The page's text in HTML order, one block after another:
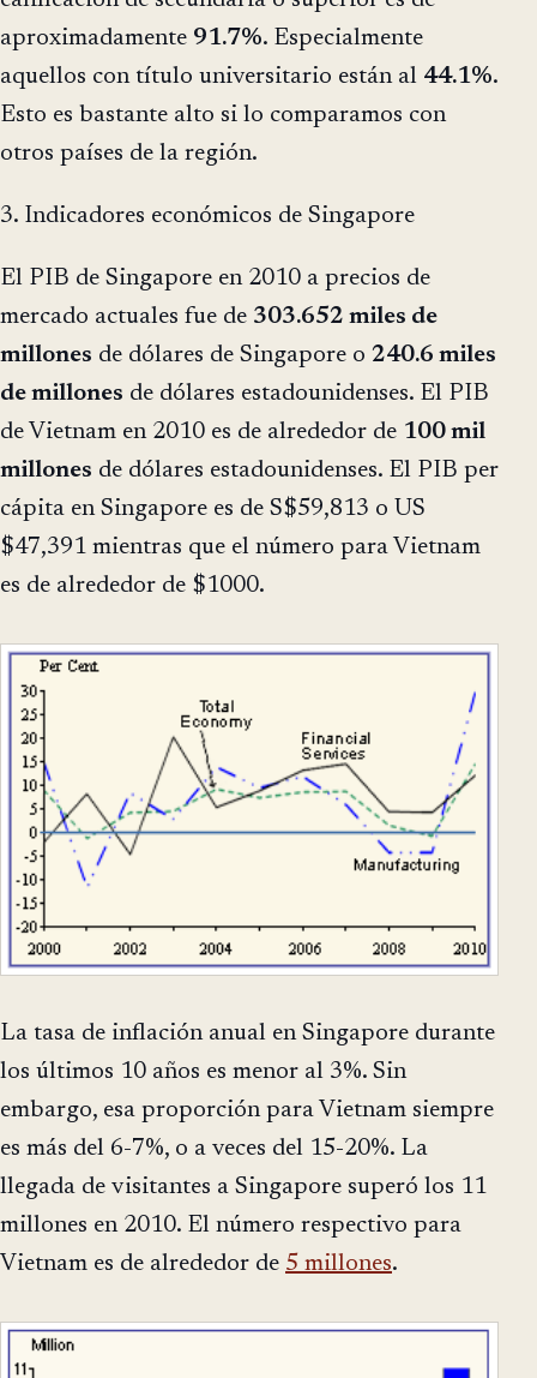
aproximadamente 91.7%. Especialmente
aquellos con título universitario están al 44.1%.
Esto es bastante alto si lo comparamos con
otros países de la región.
3. Indicadores económicos de Singapore
El PIB de Singapore en 2010 a precios de
mercado actuales fue de 303.652 miles de
millones de dólares de Singapore o 240.6 miles
de millones de dólares estadounidenses. El PIB
de Vietnam en 2010 es de alrededor de 100 mil
millones de dólares estadounidenses. El PIB per
cápita en Singapore es de S$59,813 o US
$47,391 mientras que el número para Vietnam
es de alrededor de $1000.
La tasa de inflación anual en Singapore durante
los últimos 10 años es menor al 3%. Sin
embargo, esa proporción para Vietnam siempre
es más del 6-7%, o a veces del 15-20%. La
llegada de visitantes a Singapore superó los 11
millones en 2010. El número respectivo para
Vietnam es de alrededor de 5 millones.